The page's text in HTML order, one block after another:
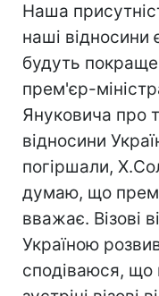
Наша
наші відносини
будуть
прем'єр-
Януковича про
відносини
погіршали,
думаю, що
вважає. Візові
Україною
сподіваюся, що